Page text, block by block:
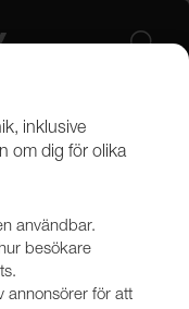
inklusive
om dig för olika
användbar.
besökare
annonsörer för att